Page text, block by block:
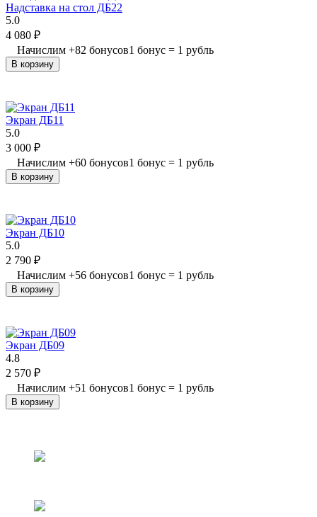
Надставка на стол ДБ22
5.0
4 080 ₽
Начислим +82 бонусов1 бонус = 1 рубль
В корзину
Экран ДБ11
5.0
3 000 ₽
Начислим +60 бонусов1 бонус = 1 рубль
В корзину
Экран ДБ10
5.0
2 790 ₽
Начислим +56 бонусов1 бонус = 1 рубль
В корзину
Экран ДБ09
4.8
2 570 ₽
Начислим +51 бонусов1 бонус = 1 рубль
В корзину